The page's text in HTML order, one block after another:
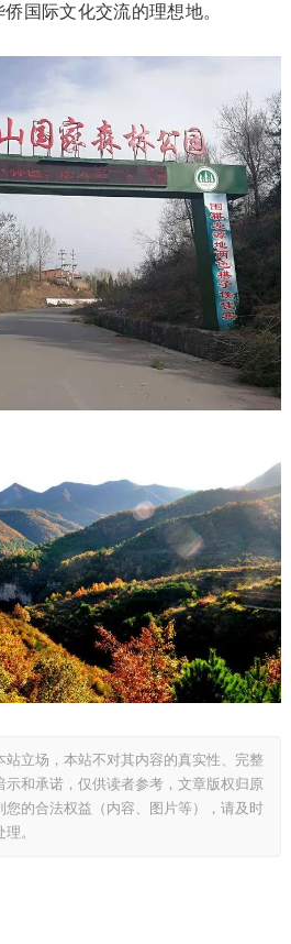
国际文化交流的理想地。
立场，本站不对其内容的真实性、完整
和承诺，仅供读者参考，文章版权归原
的合法权益（内容、图片等），请及时
。